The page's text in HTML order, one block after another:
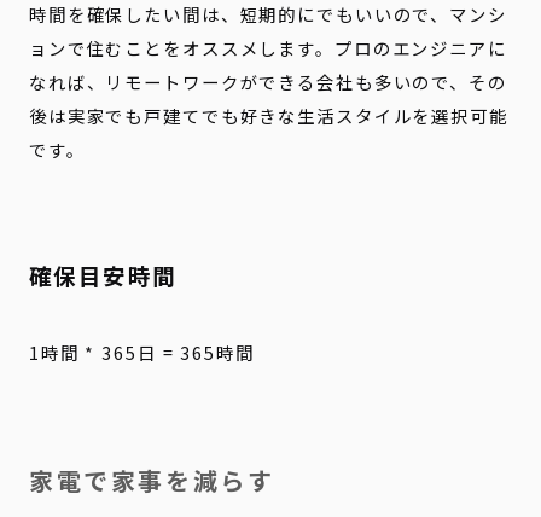
時間を確保したい間は、短期的にでもいいので、マンシ
ョンで住むことをオススメします。プロのエンジニアに
なれば、リモートワークができる会社も多いので、その
後は実家でも戸建てでも好きな生活スタイルを選択可能
です。
確保目安時間
1時間 * 365日 = 365時間
家電で家事を減らす